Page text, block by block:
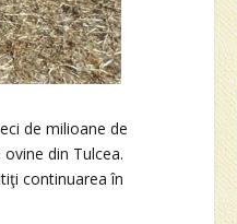
de milioane de
din Tulcea.
continuarea în